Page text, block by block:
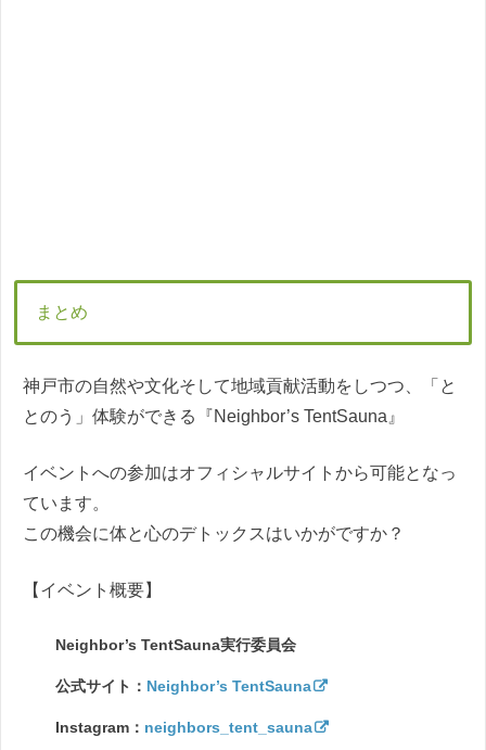
まとめ
神戸市の自然や文化そして地域貢献活動をしつつ、「と
とのう」体験ができる『Neighbor’s TentSauna』
イベントへの参加はオフィシャルサイトから可能となっ
ています。
この機会に体と心のデトックスはいかがですか？
【イベント概要】
Neighbor’s TentSauna実行委員会
公式サイト： Neighbor’s TentSauna
Instagram： neighbors_tent_sauna